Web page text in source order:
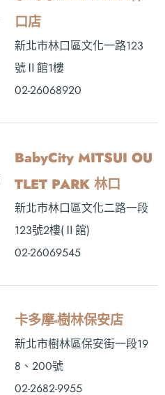
口店
新北市林口區文化一路123
號Ⅱ館1樓
02-26068920
BabyCity MITSUI OU
TLET PARK 林口
新北市林口區文化二路一段
123號2樓(Ⅱ館)
02-26069545
卡多摩-樹林保安店
新北市樹林區保安街一段19
8、200號
02-2682-9955